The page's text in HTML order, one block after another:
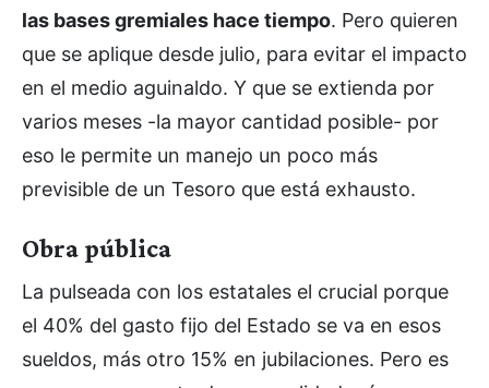
las bases gremiales hace tiempo. Pero quieren
que se aplique desde julio, para evitar el impacto
en el medio aguinaldo. Y que se extienda por
varios meses -la mayor cantidad posible- por
eso le permite un manejo un poco más
previsible de un Tesoro que está exhausto.
Obra pública
La pulseada con los estatales el crucial porque
el 40% del gasto fijo del Estado se va en esos
sueldos, más otro 15% en jubilaciones. Pero es